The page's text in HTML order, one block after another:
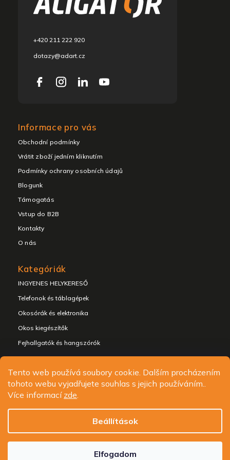
Tento web používá soubory cookie. Dalším procházením
tohoto webu vyjadřujete souhlas s jejich používáním..
Více informací zde.
Beállítások
Elfogadom
+420 211 222 920
dotazy@adart.cz
Informace pro vás
Obchodní podmínky
Vrátit zboží jedním kliknutím
Podmínky ochrany osobních údajů
Blogunk
Támogatás
Vstup do B2B
Kontakty
O nás
Kategóriák
INGYENES HELYKERESŐ
Telefonok és táblagépek
Okosórák és elektronika
Okos kiegészítők
Fejhallgatók és hangszórók
Copyright 2026ALIGATOR - telefony, chytré hodinky a
příslušenství
Süti beállítások szerkesztése
Shoptak.cz| Platforma